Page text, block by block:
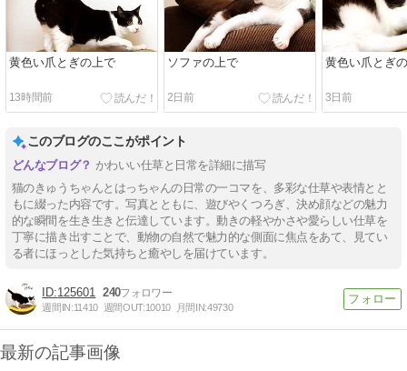
黄色い爪とぎの上で
13時間前
ソファの上で
2日前
黄色い爪とぎ
3日前
このブログのここがポイント
かわいい仕草と日常を詳細に描写
猫のきゅうちゃんとはっちゃんの日常の一コマを、多彩な仕草や表情とと
もに綴った内容です。写真とともに、遊びやくつろぎ、決め顔などの魅力
的な瞬間を生き生きと伝達しています。動きの軽やかさや愛らしい仕草を
丁寧に描き出すことで、動物の自然で魅力的な側面に焦点をあて、見てい
る者にほっとした気持ちと癒やしを届けています。
125601 240
週間IN:11410 週間OUT:10010 月間IN:49730
最新の記事画像